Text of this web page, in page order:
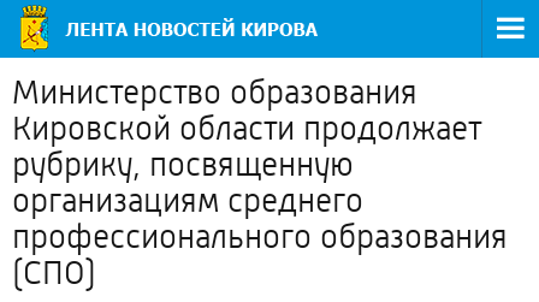
Министерство образования
Кировской области продолжает
рубрику, посвященную
организациям среднего
профессионального образования
(СПО)